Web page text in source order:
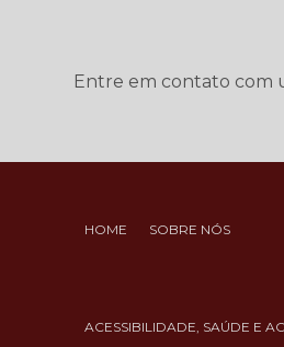
Entre em contato com
HOME SOBRE NÓS
ACESSIBILIDADE, SAÚDE E